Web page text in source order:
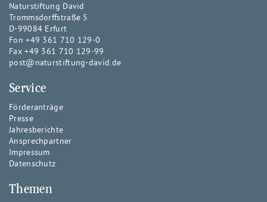
Naturstiftung David
Trommsdorffstraße 5
D-99084 Erfurt
Fon +49 361 710 129-0
Fax +49 361 710 129-99
post@naturstiftung-david.de
Service
Förderanträge
Presse
Jahresberichte
Ansprechpartner
Impressum
Datenschutz
Themen